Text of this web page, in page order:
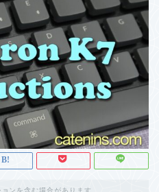
ンを含む場合があります